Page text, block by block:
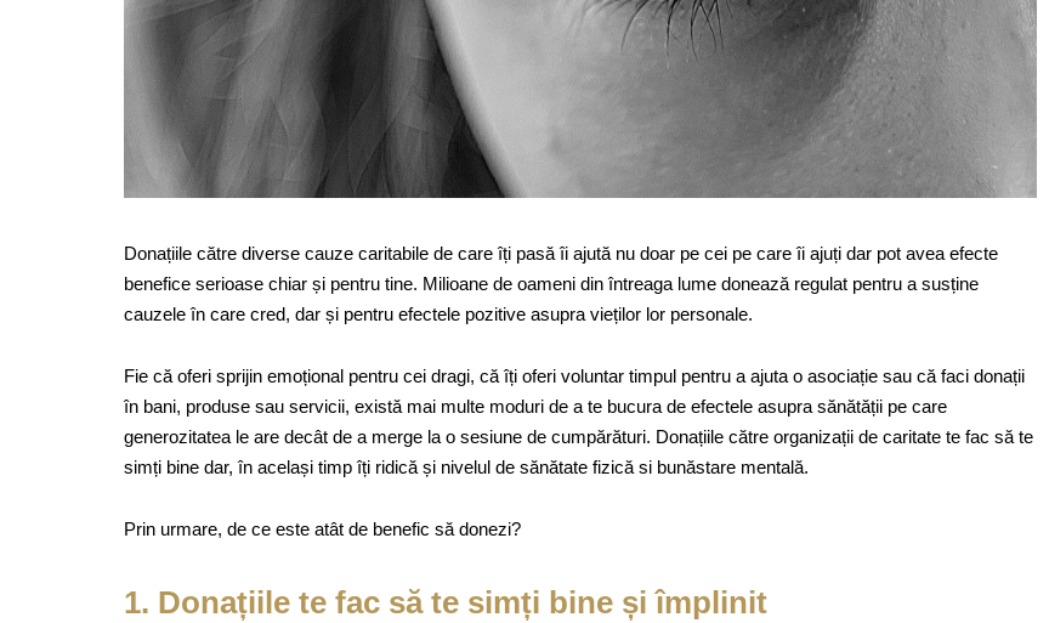
Donațiile către diverse cauze caritabile de care îți pasă îi ajută nu doar pe cei pe care îi ajuți dar pot avea efecte
benefice serioase chiar și pentru tine. Milioane de oameni din întreaga lume donează regulat pentru a susține
cauzele în care cred, dar și pentru efectele pozitive asupra vieților lor personale.
Fie că oferi sprijin emoțional pentru cei dragi, că îți oferi voluntar timpul pentru a ajuta o asociație sau că faci donații
în bani, produse sau servicii, există mai multe moduri de a te bucura de efectele asupra sănătății pe care
generozitatea le are decât de a merge la o sesiune de cumpărături. Donațiile către organizații de caritate te fac să te
simți bine dar, în același timp îți ridică și nivelul de sănătate fizică si bunăstare mentală.
Prin urmare, de ce este atât de benefic să donezi?
1. Donațiile te fac să te simți bine și împlinit